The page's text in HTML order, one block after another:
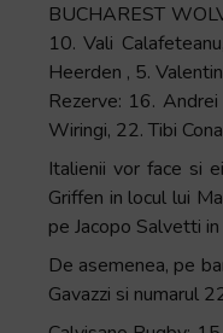
BUCHAREST
10. Vali
Heerden , 5.
Rezerve: 16.
Wiringi, 22. Tibi
Italienii vor face si
Griffen in locul lui
pe Jacopo Salvetti
De asemenea, pe
Gavazzi si numarul